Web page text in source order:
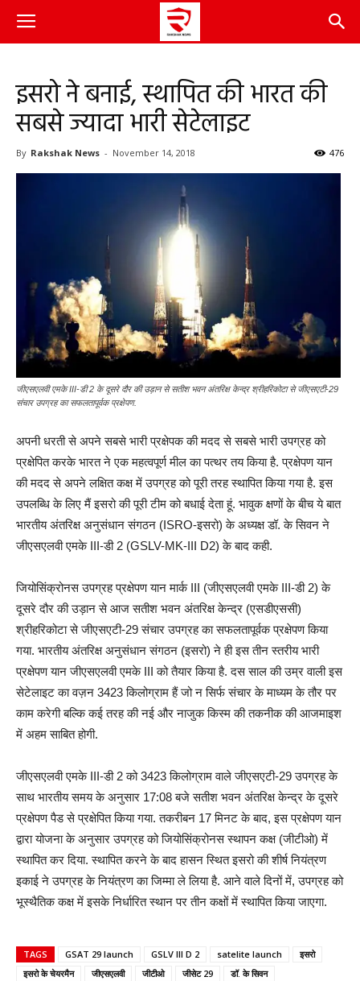
इसरो ने बनाई, स्थापित की भारत की
सबसे ज्यादा भारी सेटेलाइट
By Rakshak News - November 14, 2018 476
जीएसएलवी एमके III-डी 2 के दूसरे दौर की उड़ान से सतीश भवन अंतरिक्ष केन्द्र श्रीहरिकोटा से जीएसएटी-29
संचार उपग्रह का सफलतापूर्वक प्रक्षेपण.
अपनी धरती से अपने सबसे भारी प्रक्षेपक की मदद से सबसे भारी उपग्रह को
प्रक्षेपित करके भारत ने एक महत्वपूर्ण मील का पत्थर तय किया है. प्रक्षेपण यान
की मदद से अपने लक्षित कक्ष में उपग्रह को पूरी तरह स्थापित किया गया है. इस
उपलब्धि के लिए मैं इसरो की पूरी टीम को बधाई देता हूं. भावुक क्षणों के बीच ये बात
भारतीय अंतरिक्ष अनुसंधान संगठन (ISRO-इसरो) के अध्यक्ष डॉ. के सिवन ने
जीएसएलवी एमके III-डी 2 (GSLV-MK-III D2) के बाद कही.
जियोसिंक्रोनस उपग्रह प्रक्षेपण यान मार्क III (जीएसएलवी एमके III-डी 2) के
दूसरे दौर की उड़ान से आज सतीश भवन अंतरिक्ष केन्द्र (एसडीएससी)
श्रीहरिकोटा से जीएसएटी-29 संचार उपग्रह का सफलतापूर्वक प्रक्षेपण किया
गया. भारतीय अंतरिक्ष अनुसंधान संगठन (इसरो) ने ही इस तीन स्तरीय भारी
प्रक्षेपण यान जीएसएलवी एमके III को तैयार किया है. दस साल की उम्र वाली इस
सेटेलाइट का वज़न 3423 किलोग्राम हैं जो न सिर्फ संचार के माध्यम के तौर पर
काम करेगी बल्कि कई तरह की नई और नाजुक किस्म की तकनीक की आजमाइश
में अहम साबित होगी.
जीएसएलवी एमके III-डी 2 को 3423 किलोग्राम वाले जीएसएटी-29 उपग्रह के
साथ भारतीय समय के अनुसार 17:08 बजे सतीश भवन अंतरिक्ष केन्द्र के दूसरे
प्रक्षेपण पैड से प्रक्षेपित किया गया. तकरीबन 17 मिनट के बाद, इस प्रक्षेपण यान
द्वारा योजना के अनुसार उपग्रह को जियोसिंक्रोनस स्थापन कक्ष (जीटीओ) में
स्थापित कर दिया. स्थापित करने के बाद हासन स्थित इसरो की शीर्ष नियंत्रण
इकाई ने उपग्रह के नियंत्रण का जिम्मा ले लिया है. आने वाले दिनों में, उपग्रह को
भूस्थैतिक कक्ष में इसके निर्धारित स्थान पर तीन कक्षों में स्थापित किया जाएगा.
TAGS GSAT 29 launch GSLV III D 2 satelite launch
इसरो
इसरो के चेयरमैन
जीएसएलवी जीटीओ जीसेट 29 डॉ. के सिवन